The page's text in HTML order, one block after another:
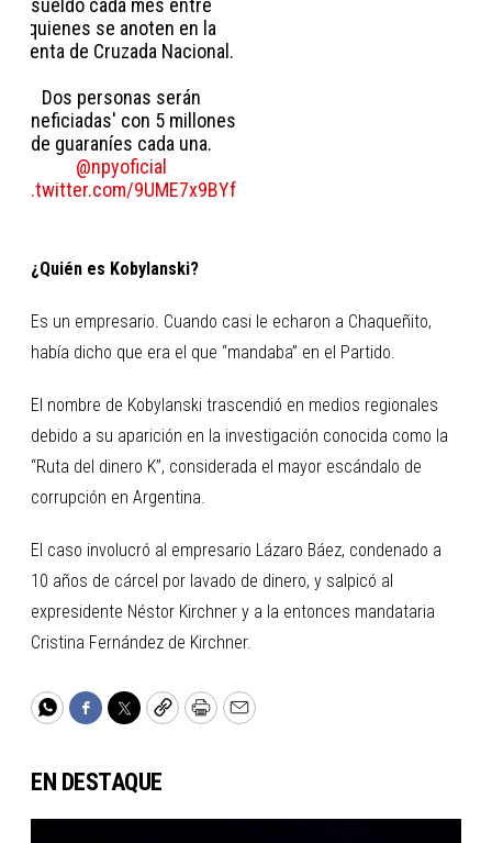
quienes se anoten en la
cuenta de Cruzada Nacional.
Dos personas serán
'beneficiadas' con 5 millones
de guaraníes cada una.
@npyoficial
pic.twitter.com/9UME7x9BYf
¿Quién es Kobylanski?
Es un empresario. Cuando casi le echaron a Chaqueñito,
había dicho que era el que “mandaba” en el Partido.
El nombre de Kobylanski trascendió en medios regionales
debido a su aparición en la investigación conocida como la
“Ruta del dinero K”, considerada el mayor escándalo de
corrupción en Argentina.
El caso involucró al empresario Lázaro Báez, condenado a
10 años de cárcel por lavado de dinero, y salpicó al
expresidente Néstor Kirchner y a la entonces mandataria
Cristina Fernández de Kirchner.
WhatsApp
Facebook
TwitterCopyPrintEmail
EN DESTAQUE